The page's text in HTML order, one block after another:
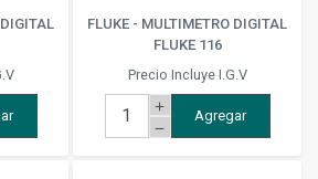
FLUKE - MULTIMETRO DIGITAL
FLUKE 116
Precio Incluye I.G.V
add
remove
Agregar